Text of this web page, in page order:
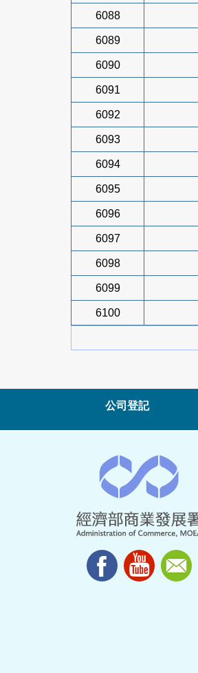
6088
6089
6090
6091
6092
6093
6094
6095
6096
6097
6098
6099
6100
公司登記